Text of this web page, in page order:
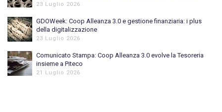
23 Luglio 2026
GDOWeek: Coop Alleanza 3.0 e gestione finanziaria: i plus
della digitalizzazione
23 Luglio 2026
Comunicato Stampa: Coop Alleanza 3.0 evolve la Tesoreria
insieme a Piteco
21 Luglio 2026